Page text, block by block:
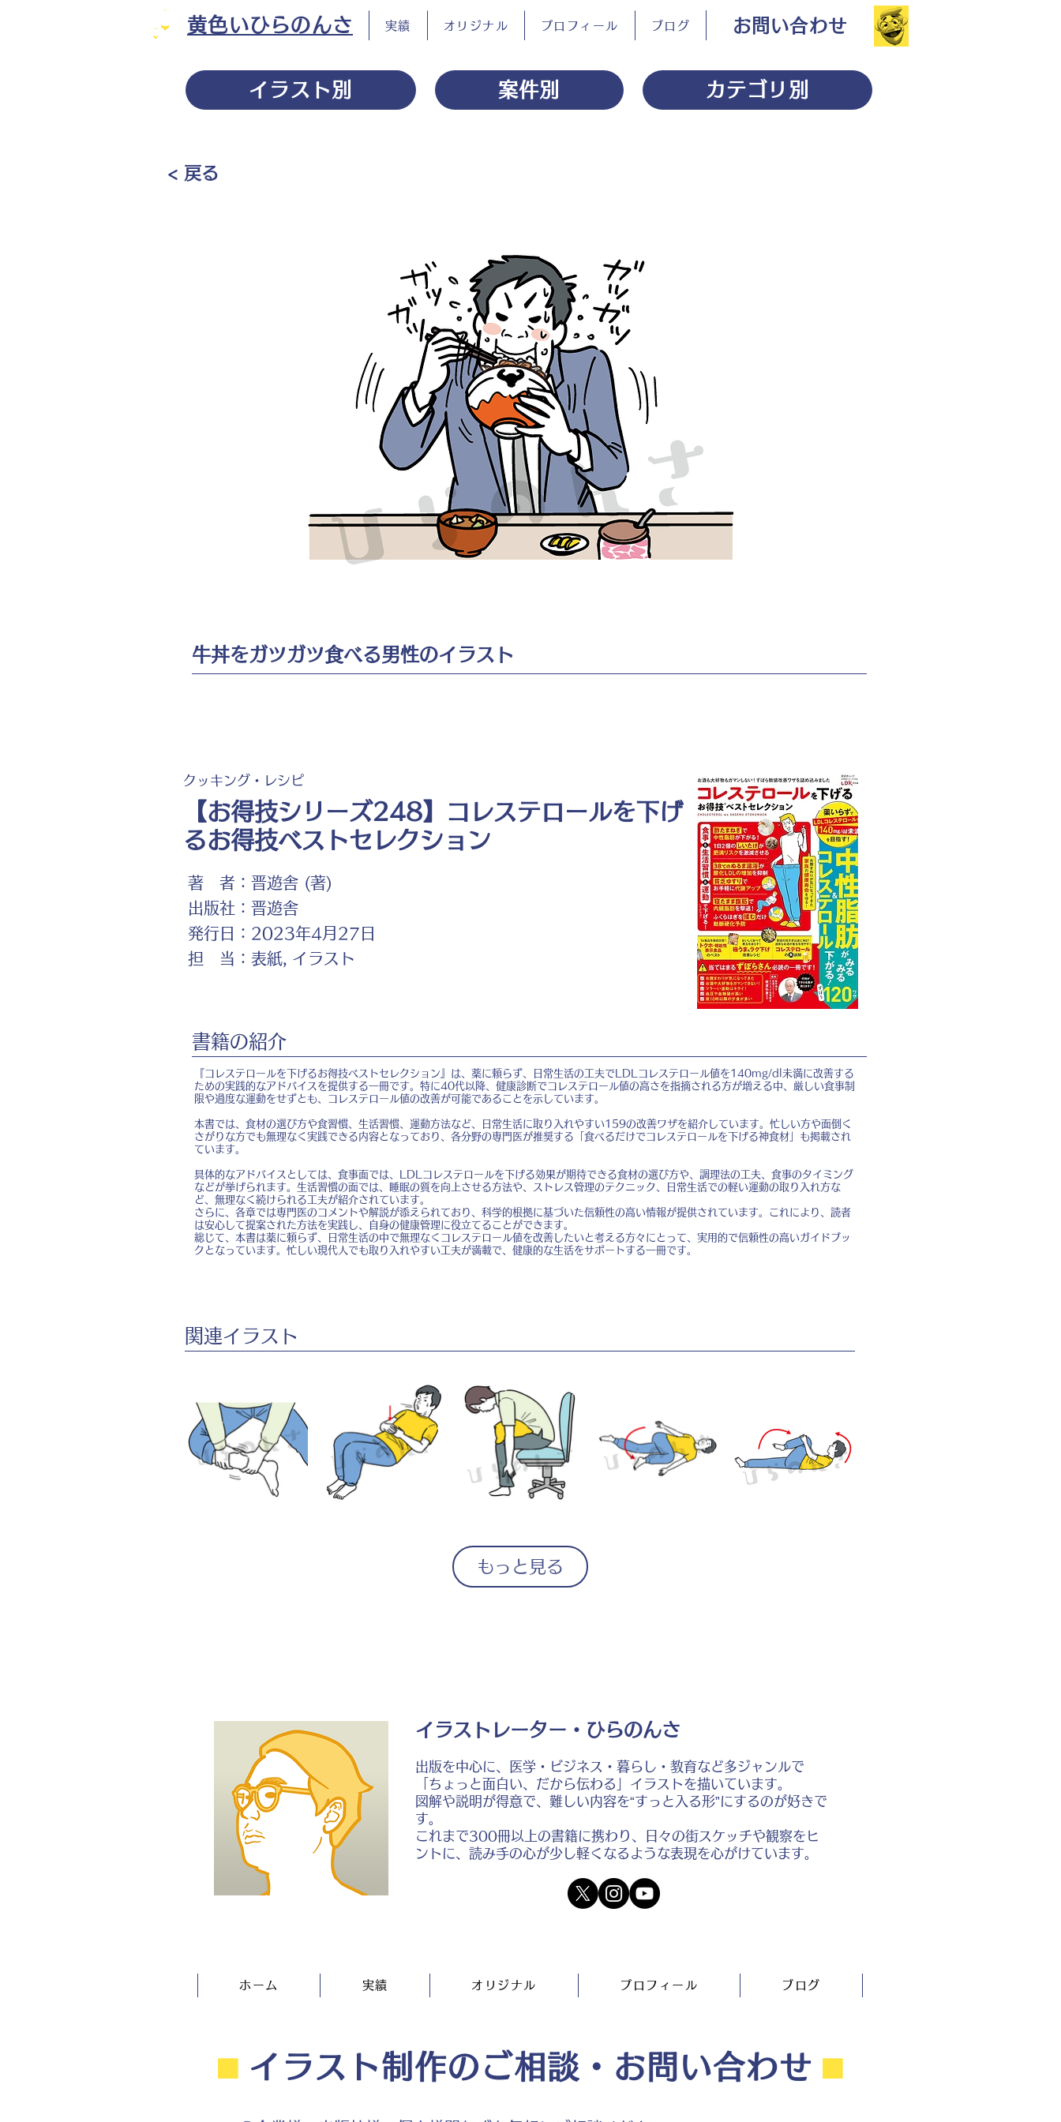
黄色いひらのんさ 実績 オリジナル プロフィール ブログ お問い合わせ
イラスト別 案件別 カテゴリ別
< 戻る
牛丼をガツガツ食べる男性のイラスト
クッキング・レシピ
【お得技シリーズ248】コレステロールを下げ
るお得技ベストセレクション
著 者：
出版社：
発行日：
担 当：
晋遊舎 (著)
晋遊舎
2023年4月27日
表紙, イラスト
書籍の紹介
『コレステロールを下げるお得技ベストセレクション』は、薬に頼らず、日常生活の工夫でLDLコレステロール値を140mg/dl未満に改善する
ための実践的なアドバイスを提供する一冊です。特に40代以降、健康診断でコレステロール値の高さを指摘される方が増える中、厳しい食事制
限や過度な運動をせずとも、コレステロール値の改善が可能であることを示しています。
本書では、食材の選び方や食習慣、生活習慣、運動方法など、日常生活に取り入れやすい159の改善ワザを紹介しています。忙しい方や面倒く
さがりな方でも無理なく実践できる内容となっており、各分野の専門医が推奨する「食べるだけでコレステロールを下げる神食材」も掲載され
ています。
具体的なアドバイスとしては、食事面では、LDLコレステロールを下げる効果が期待できる食材の選び方や、調理法の工夫、食事のタイミング
などが挙げられます。生活習慣の面では、睡眠の質を向上させる方法や、ストレス管理のテクニック、日常生活での軽い運動の取り入れ方な
ど、無理なく続けられる工夫が紹介されています。
さらに、各章では専門医のコメントや解説が添えられており、科学的根拠に基づいた信頼性の高い情報が提供されています。これにより、読者
は安心して提案された方法を実践し、自身の健康管理に役立てることができます。
総じて、本書は薬に頼らず、日常生活の中で無理なくコレステロール値を改善したいと考える方々にとって、実用的で信頼性の高いガイドブッ
クとなっています。忙しい現代人でも取り入れやすい工夫が満載で、健康的な生活をサポートする一冊です。
​関連イラスト
もっと見る
イラストレーター・ひらのんさ
出版を中心に、医学・ビジネス・暮らし・教育など多ジャンルで
「ちょっと面白い、だから伝わる」イラストを描いています。
図解や説明が得意で、難しい内容を“すっと入る形”にするのが好きで
す。
これまで300冊以上の書籍に携わり、日々の街スケッチや観察をヒ
ントに、読み手の心が少し軽くなるような表現を心がけています。
ホーム 実績 オリジナル プロフィール ブログ
⬛︎ イラスト制作のご相談・お問い合わせ ⬛︎